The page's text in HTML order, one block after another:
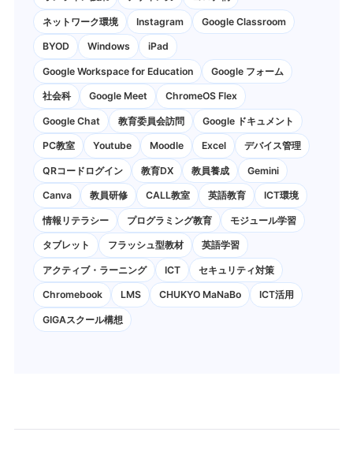
ネットワーク環境 Instagram Google Classroom
BYOD Windows iPad
Google Workspace for Education Google フォーム
社会科 Google Meet ChromeOS Flex
Google Chat 教育委員会訪問 Google ドキュメント
PC教室 Youtube Moodle Excel デバイス管理
QRコードログイン 教育DX 教員養成 Gemini
Canva 教員研修 CALL教室 英語教育 ICT環境
情報リテラシー プログラミング教育 モジュール学習
タブレット フラッシュ型教材 英語学習
アクティブ・ラーニング ICT セキュリティ対策
Chromebook LMS CHUKYO MaNaBo ICT活用
GIGAスクール構想